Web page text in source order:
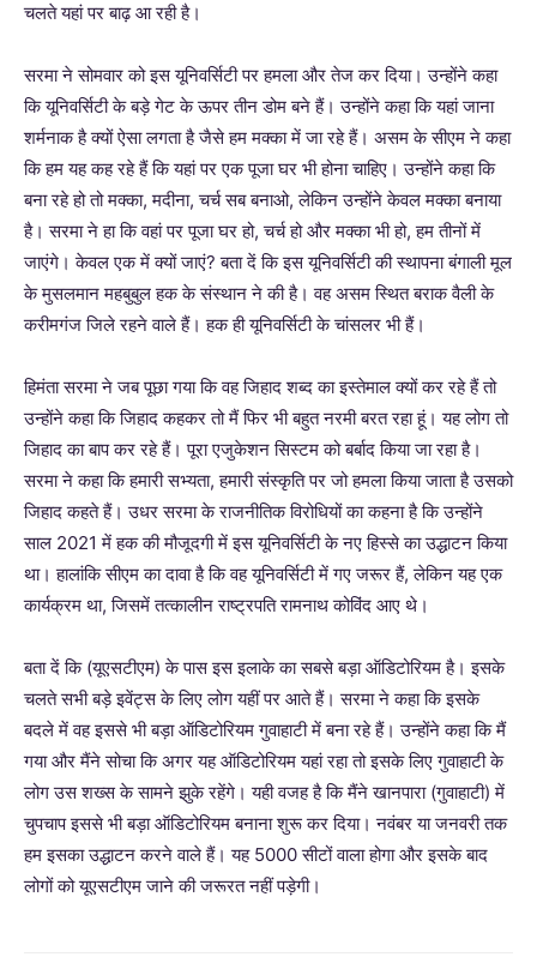
चलते यहां पर बाढ़ आ रही है।
सरमा ने सोमवार को इस यूनिवर्सिटी पर हमला और तेज कर दिया। उन्होंने कहा
कि यूनिवर्सिटी के बड़े गेट के ऊपर तीन डोम बने हैं। उन्होंने कहा कि यहां जाना
शर्मनाक है क्यों ऐसा लगता है जैसे हम मक्का में जा रहे हैं। असम के सीएम ने कहा
कि हम यह कह रहे हैं कि यहां पर एक पूजा घर भी होना चाहिए। उन्होंने कहा कि
बना रहे हो तो मक्का, मदीना, चर्च सब बनाओ, लेकिन उन्होंने केवल मक्का बनाया
है। सरमा ने हा कि वहां पर पूजा घर हो, चर्च हो और मक्का भी हो, हम तीनों में
जाएंगे। केवल एक में क्यों जाएं? बता दें कि इस यूनिवर्सिटी की स्थापना बंगाली मूल
के मुसलमान महबुबुल हक के संस्थान ने की है। वह असम स्थित बराक वैली के
करीमगंज जिले रहने वाले हैं। हक ही यूनिवर्सिटी के चांसलर भी हैं।
हिमंता सरमा ने जब पूछा गया कि वह जिहाद शब्द का इस्तेमाल क्यों कर रहे हैं तो
उन्होंने कहा कि जिहाद कहकर तो मैं फिर भी बहुत नरमी बरत रहा हूं। यह लोग तो
जिहाद का बाप कर रहे हैं। पूरा एजुकेशन सिस्टम को बर्बाद किया जा रहा है।
सरमा ने कहा कि हमारी सभ्यता, हमारी संस्कृति पर जो हमला किया जाता है उसको
जिहाद कहते हैं। उधर सरमा के राजनीतिक विरोधियों का कहना है कि उन्होंने
साल 2021 में हक की मौजूदगी में इस यूनिवर्सिटी के नए हिस्से का उद्धाटन किया
था। हालांकि सीएम का दावा है कि वह यूनिवर्सिटी में गए जरूर हैं, लेकिन यह एक
कार्यक्रम था, जिसमें तत्कालीन राष्ट्रपति रामनाथ कोविंद आए थे।
बता दें कि (यूएसटीएम) के पास इस इलाके का सबसे बड़ा ऑडिटोरियम है। इसके
चलते सभी बड़े इवेंट्स के लिए लोग यहीं पर आते हैं। सरमा ने कहा कि इसके
बदले में वह इससे भी बड़ा ऑडिटोरियम गुवाहाटी में बना रहे हैं। उन्होंने कहा कि मैं
गया और मैंने सोचा कि अगर यह ऑडिटोरियम यहां रहा तो इसके लिए गुवाहाटी के
लोग उस शख्स के सामने झुके रहेंगे। यही वजह है कि मैंने खानपारा (गुवाहाटी) में
चुपचाप इससे भी बड़ा ऑडिटोरियम बनाना शुरू कर दिया। नवंबर या जनवरी तक
हम इसका उद्धाटन करने वाले हैं। यह 5000 सीटों वाला होगा और इसके बाद
लोगों को यूएसटीएम जाने की जरूरत नहीं पड़ेगी।